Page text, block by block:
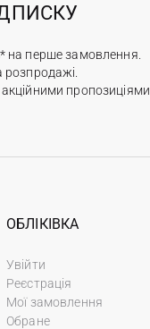
на перше замовлення.
пропозиціями.
ОБЛІКІВКА
Увійти
Реєстрація
Мої замовлення
Обране